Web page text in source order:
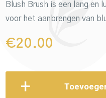
Blush Brush is een lang en
voor het aanbrengen van
€20.00